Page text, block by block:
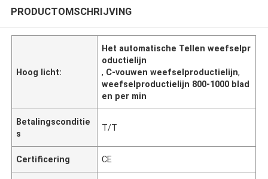
PRODUCTOMSCHRIJVING
Hoog licht:
Het automatische Tellen weefselpr
oductielijn
, C-vouwen weefselproductielijn,
weefselproductielijn 800-1000 blad
en per min
Betalingsconditie
s
T/T
Certificering CE